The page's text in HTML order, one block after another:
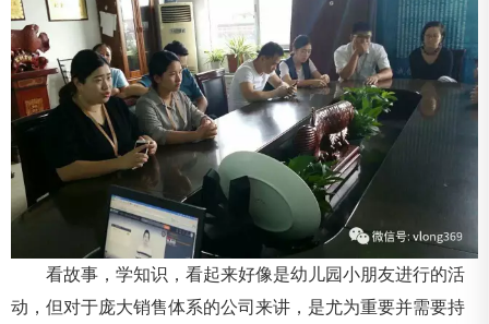
看故事，学知识，看起来好像是幼儿园小朋友进行的活
动，但对于庞大销售体系的公司来讲，是尤为重要并需要持